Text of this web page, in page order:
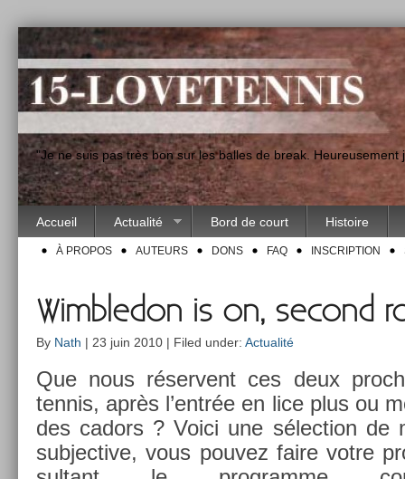
"Je ne suis pas très bon sur les balles de break.
Accueil Actualité Bord de court Histoire
À PROPOS AUTEURS DONS FAQ INSCRIPTION
Wimbledon is on, second
By Nath | 23 juin 2010 | Filed under: Actualité
Que nous réser­vent ces deux
ten­nis, après l’entrée en lice plus ou
des cadors ? Voici une sélec­tion de
sub­jec­tive, vous pouvez faire votre